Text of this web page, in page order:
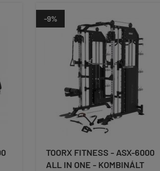
-9%
TOORX FITNESS - ASX-6000
ALL IN ONE - KOMBINÁLT